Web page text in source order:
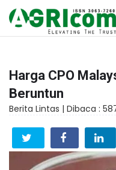
Harga CPO
Beruntun
Berita Lintas | Dibaca :